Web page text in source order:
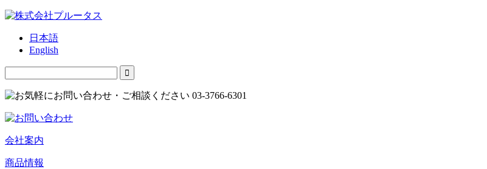
日本語
English
会社案内
商品情報